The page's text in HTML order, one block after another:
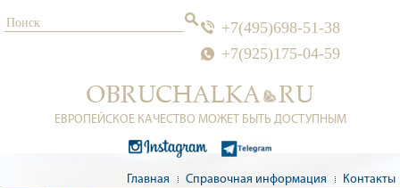
+7(495)698-51-38
+7(925)175-04-59
ЕВРОПЕЙСКОЕ КАЧЕСТВО МОЖЕТ БЫТЬ ДОСТУПНЫМ
Главная Справочная информация Контакты